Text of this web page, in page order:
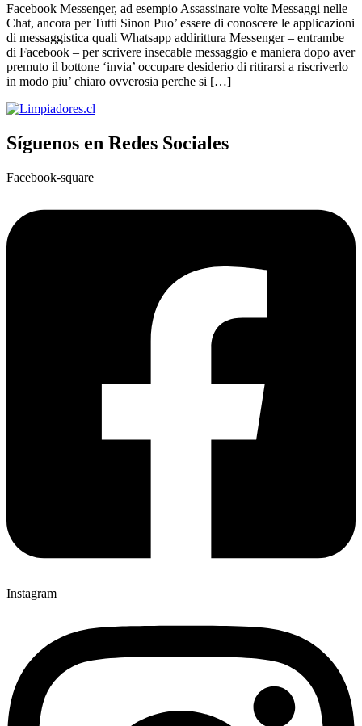
Facebook Messenger, ad esempio Assassinare volte Messaggi nelle
Chat, ancora per Tutti Sinon Puo’ essere di conoscere le applicazioni
di messaggistica quali Whatsapp addirittura Messenger – entrambe
di Facebook – per scrivere insecable messaggio e maniera dopo aver
premuto il bottone ‘invia’ occupare desiderio di ritirarsi a riscriverlo
in modo piu’ chiaro ovverosia perche si […]
Síguenos en Redes Sociales
Facebook-square
Instagram